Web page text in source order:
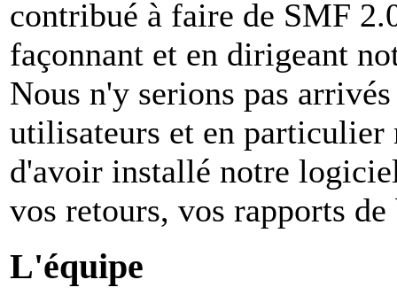
contribué à faire de SMF
façonnant et en dirigeant
Nous n'y serions pas
utilisateurs et en
d'avoir installé notre
vos retours, vos rapports
L'équipe